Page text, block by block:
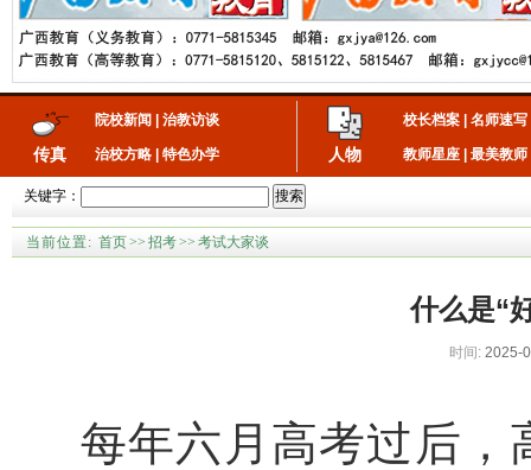
传真
院校新闻 治教访谈
治校方略 特色办学 人物
校长档案 名师速写
教师星座 最美教师
关键字： 搜索
当前位置: 首页>> 招考>> 考试大家谈
什么是“
时间: 2025-
每年六月高考过后，